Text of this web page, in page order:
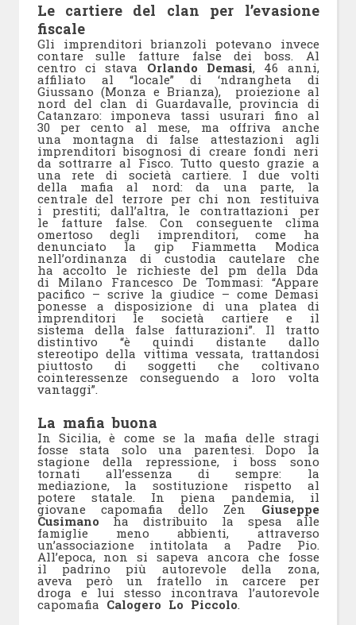
Le cartiere del clan per l’evasione
fiscale
Gli imprenditori brianzoli potevano invece
contare sulle fatture false dei boss. Al
centro ci stava Orlando Demasi, 46 anni,
affiliato al “locale” di ‘ndrangheta di
Giussano (Monza e Brianza), proiezione al
nord del clan di Guardavalle, provincia di
Catanzaro: imponeva tassi usurari fino al
30 per cento al mese, ma offriva anche
una montagna di false attestazioni agli
imprenditori bisognosi di creare fondi neri
da sottrarre al Fisco. Tutto questo grazie a
una rete di società cartiere. I due volti
della mafia al nord: da una parte, la
centrale del terrore per chi non restituiva
i prestiti; dall’altra, le contrattazioni per
le fatture false. Con conseguente clima
omertoso degli imprenditori, come ha
denunciato la gip Fiammetta Modica
nell’ordinanza di custodia cautelare che
ha accolto le richieste del pm della Dda
di Milano Francesco De Tommasi: “Appare
pacifico – scrive la giudice – come Demasi
ponesse a disposizione di una platea di
imprenditori le società cartiere e il
sistema della false fatturazioni”. Il tratto
distintivo “è quindi distante dallo
stereotipo della vittima vessata, trattandosi
piuttosto di soggetti che coltivano
cointeressenze conseguendo a loro volta
vantaggi”.
La mafia buona
In Sicilia, è come se la mafia delle stragi
fosse stata solo una parentesi. Dopo la
stagione della repressione, i boss sono
tornati all’essenza di sempre: la
mediazione, la sostituzione rispetto al
potere statale. In piena pandemia, il
giovane capomafia dello Zen Giuseppe
Cusimano ha distribuito la spesa alle
famiglie meno abbienti, attraverso
un’associazione intitolata a Padre Pio.
All’epoca, non si sapeva ancora che fosse
il padrino più autorevole della zona,
aveva però un fratello in carcere per
droga e lui stesso incontrava l’autorevole
capomafia Calogero Lo Piccolo